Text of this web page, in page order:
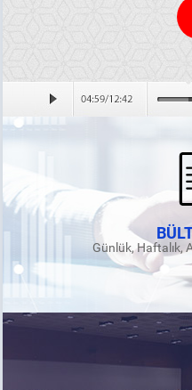
Günlük, Haftalık,